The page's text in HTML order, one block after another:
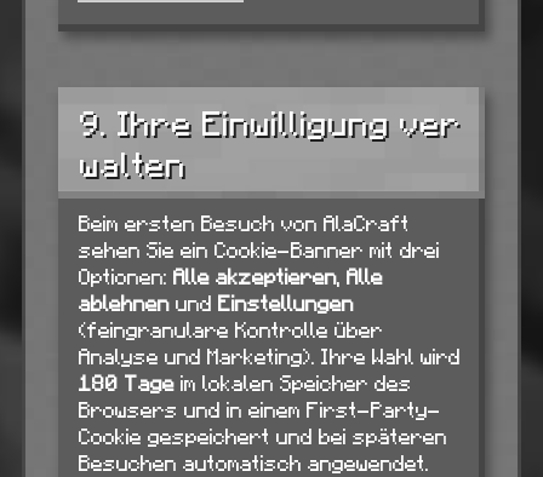
9. Ihre Einwilligung ver
walten
Beim ersten Besuch von AlaCraft
sehen Sie ein Cookie-Banner mit drei
Optionen: Alle akzeptieren, Alle
ablehnenund Einstellungen
(feingranulare Kontrolle über
Analyse und Marketing). Ihre Wahl wird
180 Tageim lokalen Speicher des
Browsers und in einem First-Party-
Cookie gespeichert und bei späteren
Besuchen automatisch angewendet.